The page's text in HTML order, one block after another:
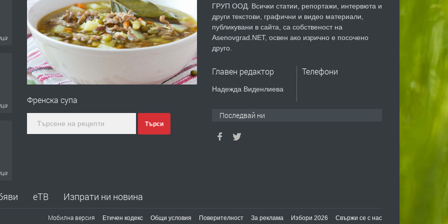
Френска супа
Търси
ГРУП ООД. Всички статии, репортажи, интервюта и
други текстови, графични и видео материали,
публикувани в сайта, са собственост на
Asenovgrad.NET, освен ако изрично е посочено
друго.
Главен редактор
Надежда Виденлиева
Телефони
Последвай ни
еТВ Изпрати ни новина
Мобилна версия Етичен кодекс Общи условия Поверителност За реклама Избори 2026 Свържи се с нас